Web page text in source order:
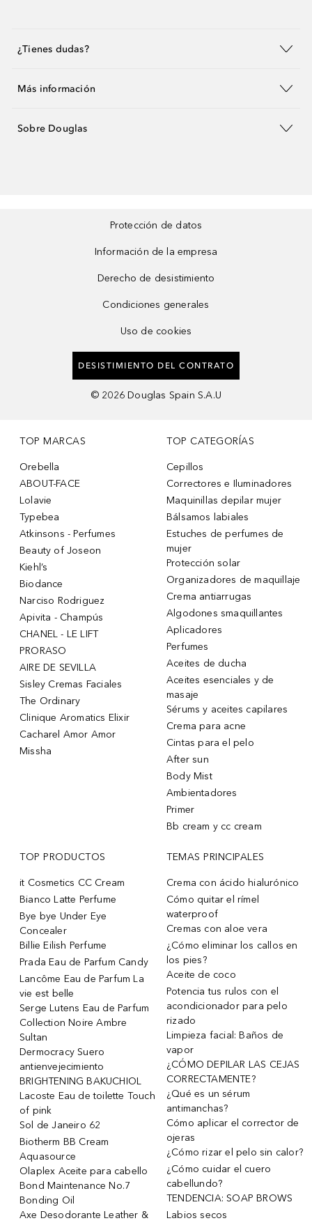
¿Tienes dudas?
Más información
Sobre Douglas
Protección de datos
Información de la empresa
Derecho de desistimiento
Condiciones generales
Uso de cookies
DESISTIMIENTO DEL CONTRATO
© 2026 Douglas Spain S.A.U
TOP MARCAS
Orebella
ABOUT-FACE
Lolavie
Typebea
Atkinsons - Perfumes
Beauty of Joseon
Kiehl’s
Biodance
Narciso Rodriguez
Apivita - Champús
CHANEL - LE LIFT
PRORASO
AIRE DE SEVILLA
Sisley Cremas Faciales
The Ordinary
Clinique Aromatics Elixir
Cacharel Amor Amor
Missha
TOP CATEGORÍAS
Cepillos
Correctores e Iluminadores
Maquinillas depilar mujer
Bálsamos labiales
Estuches de perfumes de
mujer
Protección solar
Organizadores de maquillaje
Crema antiarrugas
Algodones smaquillantes
Aplicadores
Perfumes
Aceites de ducha
Aceites esenciales y de
masaje
Sérums y aceites capilares
Crema para acne
Cintas para el pelo
After sun
Body Mist
Ambientadores
Primer
Bb cream y cc cream
TOP PRODUCTOS
it Cosmetics CC Cream
Bianco Latte Perfume
Bye bye Under Eye
Concealer
Billie Eilish Perfume
Prada Eau de Parfum Candy
Lancôme Eau de Parfum La
vie est belle
Serge Lutens Eau de Parfum
Collection Noire Ambre
Sultan
Dermocracy Suero
antienvejecimiento
BRIGHTENING BAKUCHIOL
Lacoste Eau de toilette Touch
of pink
Sol de Janeiro 62
Biotherm BB Cream
Aquasource
Olaplex Aceite para cabello
Bond Maintenance No.7
Bonding Oil
Axe Desodorante Leather &
TEMAS PRINCIPALES
Crema con ácido hialurónico
Cómo quitar el rímel
waterproof
Cremas con aloe vera
¿Cómo eliminar los callos en
los pies?
Aceite de coco
Potencia tus rulos con el
acondicionador para pelo
rizado
Limpieza facial: Baños de
vapor
¿CÓMO DEPILAR LAS CEJAS
CORRECTAMENTE?
¿Qué es un sérum
antimanchas?
Cómo aplicar el corrector de
ojeras
¿Cómo rizar el pelo sin calor?
¿Cómo cuidar el cuero
cabellundo?
TENDENCIA: SOAP BROWS
Labios secos